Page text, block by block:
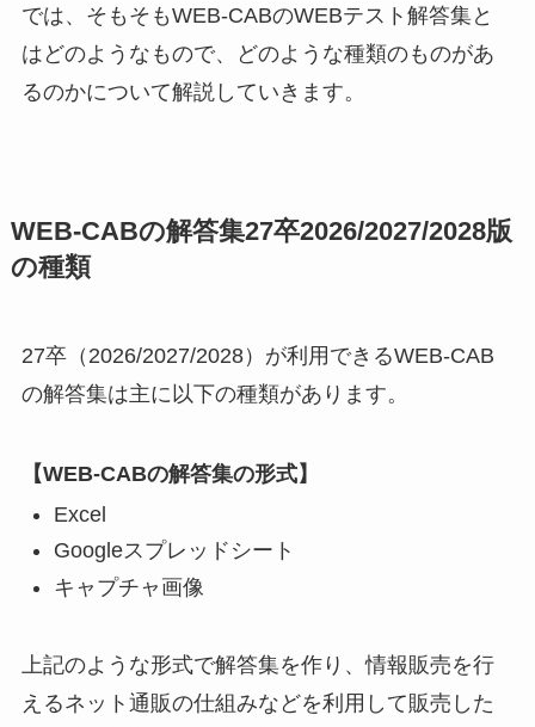
では、そもそもWEB-CABのWEBテスト解答集と
はどのようなもので、どのような種類のものがあ
るのかについて解説していきます。
WEB-CABの解答集27卒2026/2027/2028版
の種類
27卒（2026/2027/2028）が利用できるWEB-CAB
の解答集は主に以下の種類があります。
【WEB-CABの解答集の形式】
Excel
Googleスプレッドシート
キャプチャ画像
上記のような形式で解答集を作り、情報販売を行
えるネット通販の仕組みなどを利用して販売した